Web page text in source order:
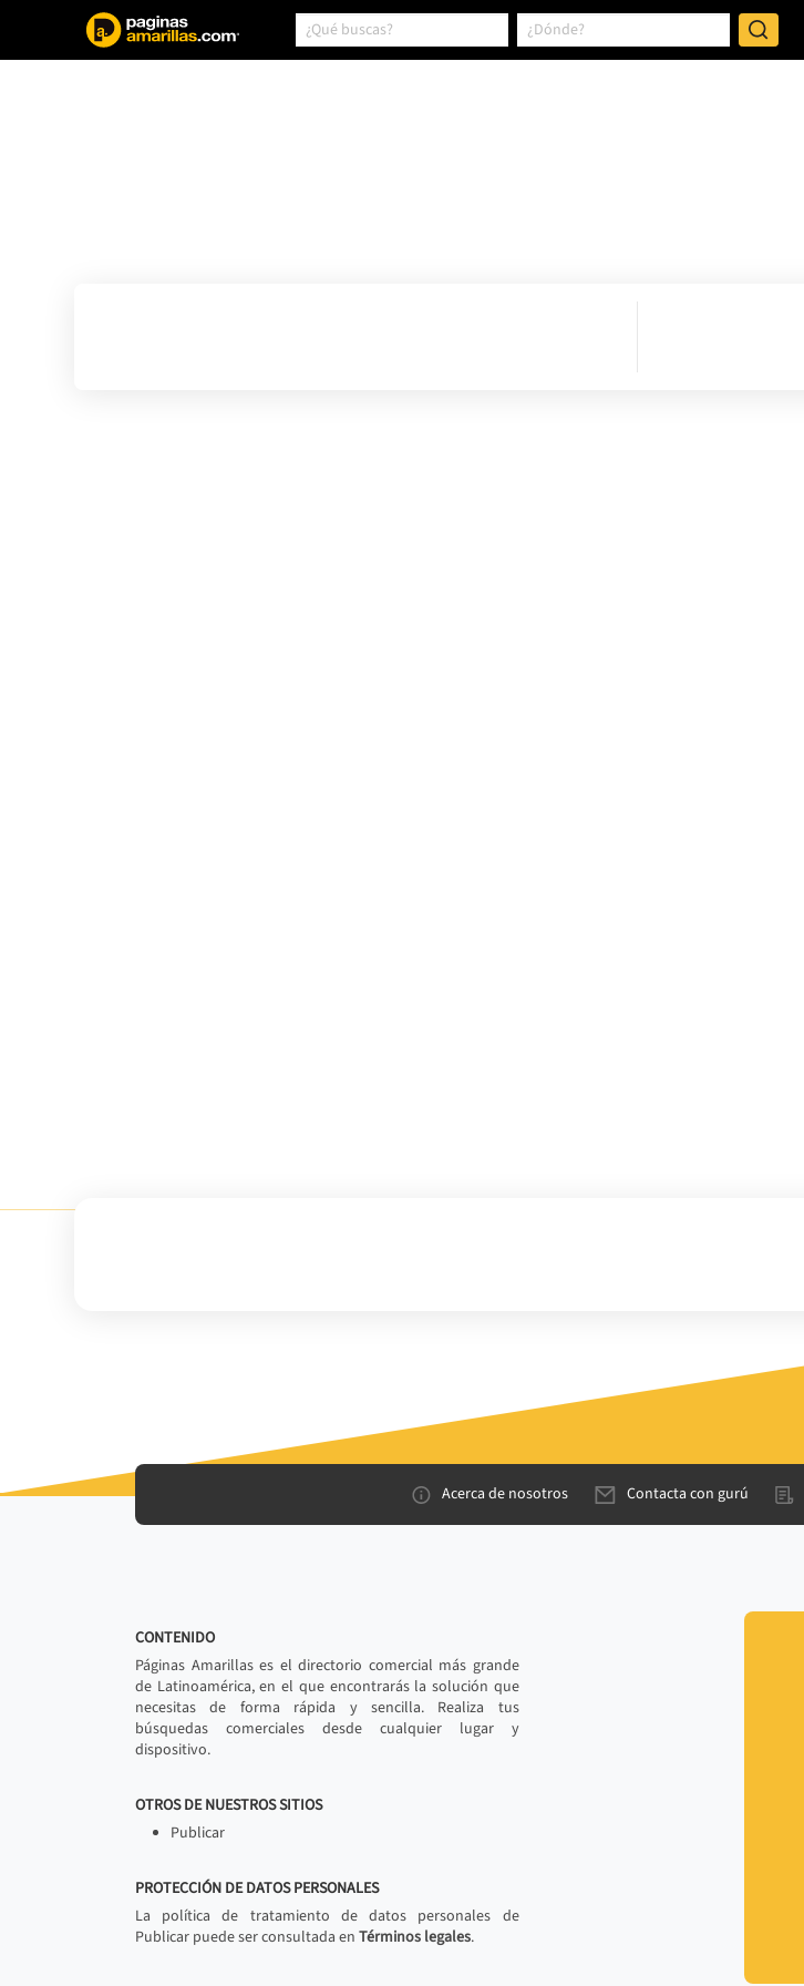
Acerca de nosotros Contacta con gurú
CONTENIDO
Páginas Amarillas es el directorio comercial más grande
de Latinoamérica, en el que encontrarás la solución que
necesitas de forma rápida y sencilla. Realiza tus
búsquedas comerciales desde cualquier lugar y
dispositivo.
OTROS DE NUESTROS SITIOS
Publicar
PROTECCIÓN DE DATOS PERSONALES
La política de tratamiento de datos personales de
Publicar puede ser consultada en Términos legales.